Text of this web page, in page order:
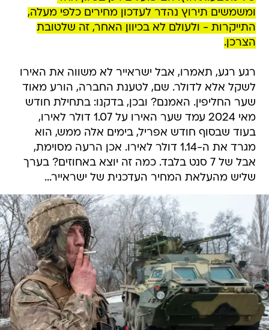
ומשמשים תירוץ נהדר לעדכון מחירים כלפי מעלה,
התייקרות - ולעולם לא בכיוון האחר, זה שלטובת
הצרכן.
רגע רגע, תאמרו, אבל ישראייר לא משווה את האירו
לשקל אלא לדולר. שם, לטענת החברה, הורע מאוד
שער החליפין. האמנם? ובכן, בדקנו: בתחילת חודש
מאי 2024 עמד שער האירו על 1.07 דולר לאירו,
בעוד שבסוף חודש אפריל, בימים אלה ממש, הוא
מגרד את ה-1.14 דולר לאירו. אכן הרעה מסוימת,
אבל של 7 סנט בלבד. כמה זה יוצא באחוזים? בערך
שליש מהעלאת המחיר העדכנית של ישראייר...